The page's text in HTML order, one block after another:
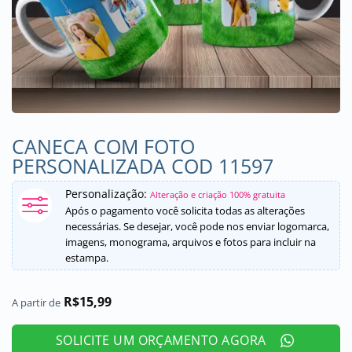
CANECA COM FOTO
PERSONALIZADA COD 11597
Personalização: Alteração e criação 100% gratuita
Após o pagamento você solicita todas as alterações
necessárias. Se desejar, você pode nos enviar logomarca,
imagens, monograma, arquivos e fotos para incluir na
estampa.
A partir de R$15,99
SOLICITE UM ORÇAMENTO AGORA